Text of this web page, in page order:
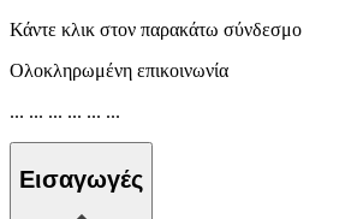
Κάντε κλικ στον παρακάτω σύνδεσμο
Ολοκληρωμένη επικοινωνία
... ... ... ... ... ...
Εισαγωγές